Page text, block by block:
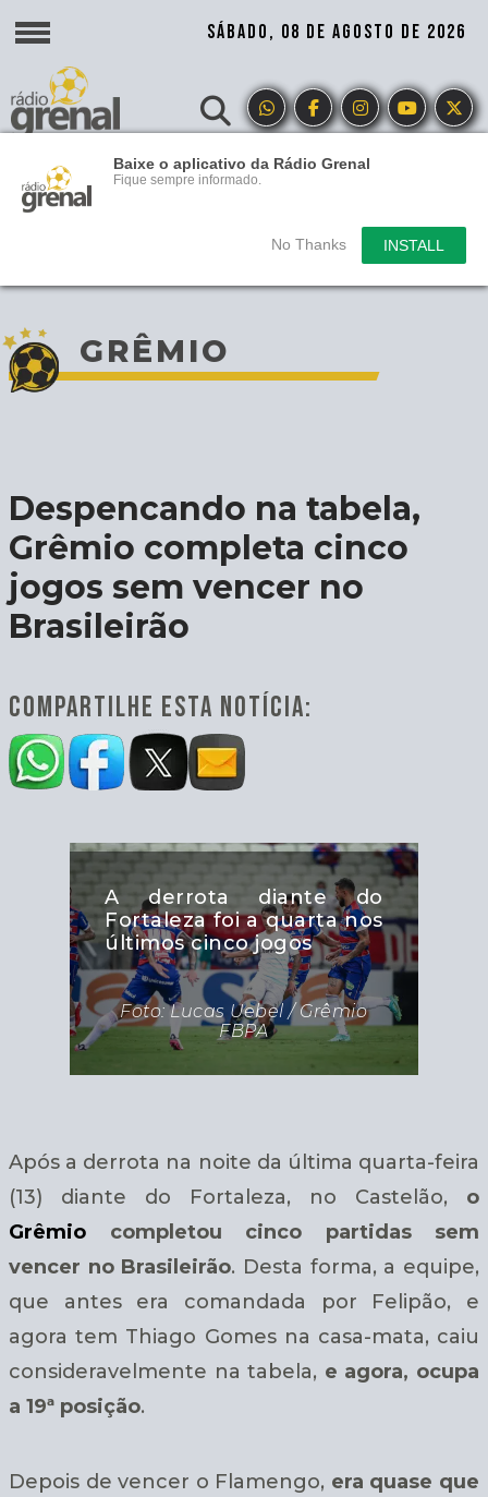
Baixe o aplicativo da Rádio Grenal
Fique sempre informado.
No Thanks INSTALL
SÁBADO, 08 DE AGOSTO DE 2026
GRÊMIO
Despencando na tabela,
Grêmio completa cinco
jogos sem vencer no
Brasileirão
COMPARTILHE ESTA NOTÍCIA:
A derrota diante do
Fortaleza foi a quarta nos
últimos cinco jogos
Foto: Lucas Uebel / Grêmio
FBPA
Após a derrota na noite da última quarta-feira
(13) diante do Fortaleza, no Castelão, o
Grêmio completou cinco partidas sem
vencer no Brasileirão. Desta forma, a equipe,
que antes era comandada por Felipão, e
agora tem Thiago Gomes na casa-mata, caiu
consideravelmente na tabela, e agora, ocupa
a 19ª posição.
Depois de vencer o Flamengo, era quase que